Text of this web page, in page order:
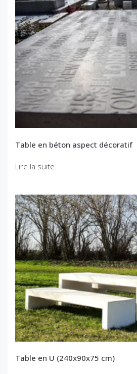
Table en béton aspect décoratif
Lire la suite
Table en U (240x90x75 cm)